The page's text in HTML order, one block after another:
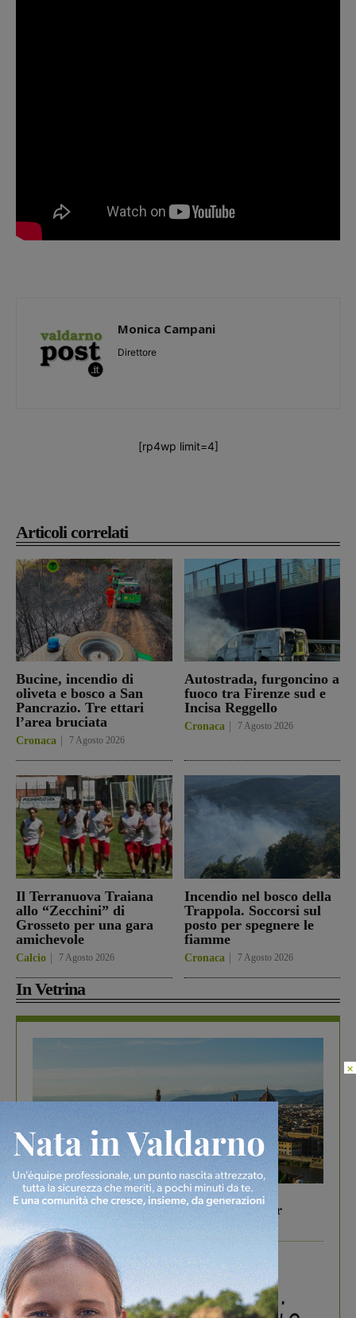
Articoli correlati
Bucine, incendio di
oliveta e bosco a San
Pancrazio. Tre ettari
l’area bruciata
Cronaca 7 Agosto 2026
Autostrada, furgoncino a
fuoco tra Firenze sud e
Incisa Reggello
Cronaca 7 Agosto 2026
Il Terranuova Traiana
allo “Zecchini” di
Grosseto per una gara
amichevole
Calcio 7 Agosto 2026
Incendio nel bosco della
Trappola. Soccorsi sul
posto per spegnere le
fiamme
Cronaca 7 Agosto 2026
In Vetrina
In vetrina 6 Agosto 2026
Gita di famiglia a Firenze: 5 idee per far
divertire i tuoi figli
Monica Campani
Direttore
[rp4wp limit=4]
×